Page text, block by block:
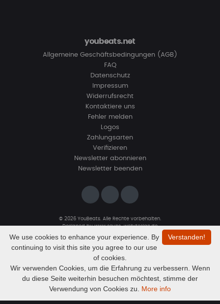
AMBEATZ
youbeats.net
Allgemeine Geschäftsbedingungen (AGB)
FAQ
Datenschutz
Impressum
Widerrufsrecht
Kontaktiere uns
Fehler melden
Logos
Zahlungsarten
Verifizieren
Newsletter abonnieren
Newsletter beenden
© 2026 YouBeats. Alle Rechte vorbehalten.
Designed bywww.sevns-webdesign.de
Verstanden!
We use cookies to enhance your experience. By
continuing to visit this site you agree to our use
of cookies.
Wir verwenden Cookies, um die Erfahrung zu verbessern. Wenn
du diese Seite weiterhin besuchen möchtest, stimme der
Verwendung von Cookies zu. More info